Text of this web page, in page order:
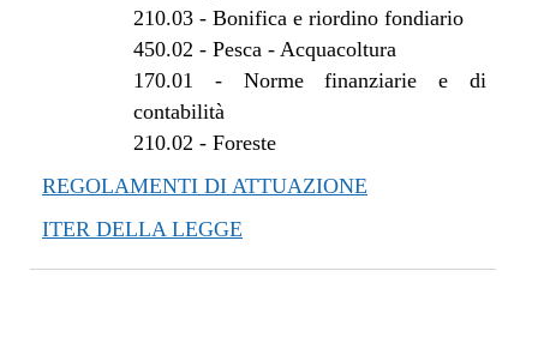
210.03- Bonifica e riordino fondiario
450.02 - Pesca - Acquacoltura
170.01 - Norme finanziarie e di
contabilità
210.02 - Foreste
REGOLAMENTI DI ATTUAZIONE
ITER DELLA LEGGE